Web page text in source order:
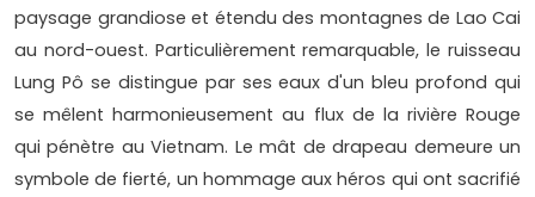
paysage grandiose et étendu des montagnes de Lao Cai
au nord-ouest. Particulièrement remarquable, le ruisseau
Lung Pô se distingue par ses eaux d'un bleu profond qui
se mêlent harmonieusement au flux de la rivière Rouge
qui pénètre au Vietnam. Le mât de drapeau demeure un
symbole de fierté, un hommage aux héros qui ont sacrifié